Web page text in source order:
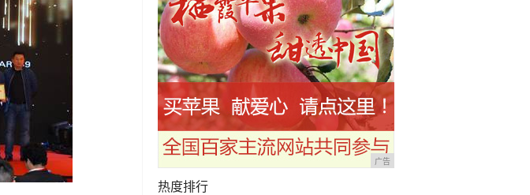
心站欢乐开跑
广告
热度排行